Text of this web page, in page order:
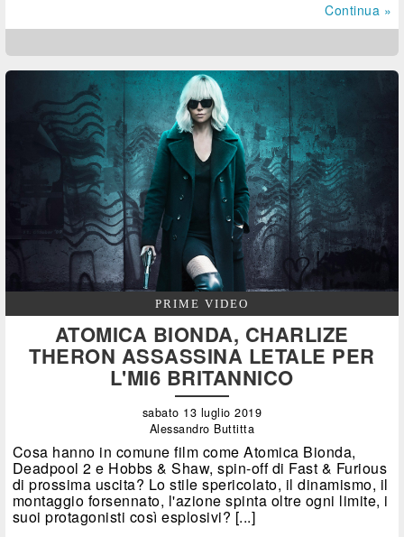
Continua »
PRIME VIDEO
ATOMICA BIONDA, CHARLIZE
THERON ASSASSINA LETALE PER
L'MI6 BRITANNICO
sabato 13 luglio 2019
Alessandro Buttitta
Cosa hanno in comune film come Atomica Bionda,
Deadpool 2 e Hobbs & Shaw, spin-off di Fast & Furious
di prossima uscita? Lo stile spericolato, il dinamismo, il
montaggio forsennato, l'azione spinta oltre ogni limite, i
suoi protagonisti così esplosivi? [...]